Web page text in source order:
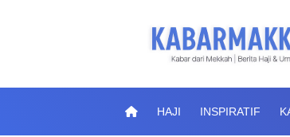
HAJI INSPIRATIF